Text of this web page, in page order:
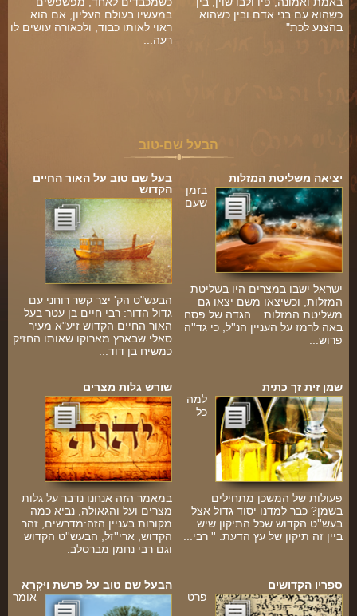
במעשיו בעולם העליון, אם הוא
ראוי לאותו כבוד, ולכאורה עושים לו
רעה...
כשהוא עם בני אדם ובין כשהוא
בהצנע לכת"
הבעל שם-טוב
בעל שם טוב על האור החיים
הקדוש
הבעש"ט הק' יצר קשר רוחני עם
גדול הדור: רבי חיים בן עטר בעל
האור החיים הקדוש זיע"א מעיר
סאלי שבארץ מארוקו שאותו החזיק
כמשיח בן דוד...
יציאה משליטת המזלות
בזמן
שעם
ישראל ישבו במצרים היו בשליטת
המזלות, וכשיצאו משם יצאו גם
משליטת המזלות... הגדה של פסח
באה לרמז על העניין הנ''ל, כי גד''ה
פרוש...
שורש גלות מצרים
במאמר הזה אנחנו נדבר על גלות
מצרים ועל והגאולה, נביא כמה
מקורות בעניין הזה:מדרשים, זהר
הקדוש, ארי''זל, הבעש''ט הקדוש
וגם רבי נחמן מברסלב.
שמן זית זך כתית
למה
כל
פעולות של המשכן מתחילים
בשמן? כבר למדנו יסוד גדול אצל
בעש''ט הקדוש שכל התיקון שיש
ביין זה תיקון של עץ הדעת. '' רבי...
הבעל שם טוב על פרשת וַיִּקְרָא
אומר
ספריו הקדושים
פרט